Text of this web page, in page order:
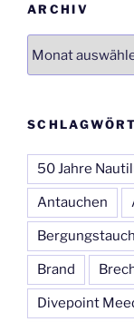
ARCHIV
50 Jahre
Antauchen
Brand
Divepoint